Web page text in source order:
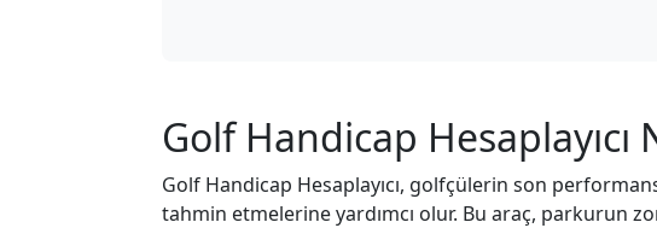
Golf Handicap Hesaplayıcı
Golf Handicap Hesaplayıcı, golfçülerin son
tahmin etmelerine yardımcı olur. Bu araç, parkurun